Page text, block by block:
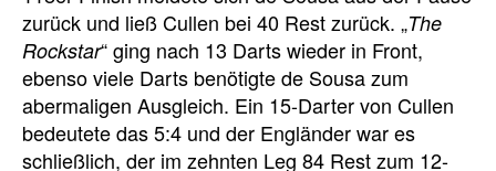
zurück und ließ Cullen bei 40 Rest zurück. „The
Rockstar“ ging nach 13 Darts wieder in Front,
ebenso viele Darts benötigte de Sousa zum
abermaligen Ausgleich. Ein 15-Darter von Cullen
bedeutete das 5:4 und der Engländer war es
schließlich, der im zehnten Leg 84 Rest zum 12-